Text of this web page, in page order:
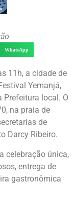
WhatsApp
11h, a cidade de
Yemanjá,
local. O
na praia de
de
Darcy Ribeiro.
celebração única,
entrega de
gastronômica